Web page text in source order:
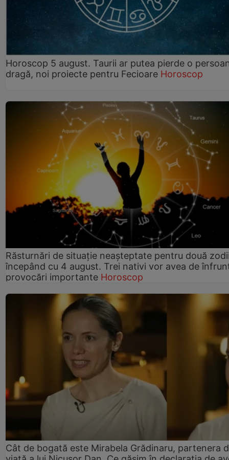
Horoscop 5 august. Taurii ar putea pierde o
dragă, noi proiecte pentru Fecioare Horoscop
Răsturnări de situație neașteptate pentru două
începând cu 4 august. Trei nativi vor avea de
provocări importante Horoscop
Cât de bogată este Mirabela Grădinaru, partenera